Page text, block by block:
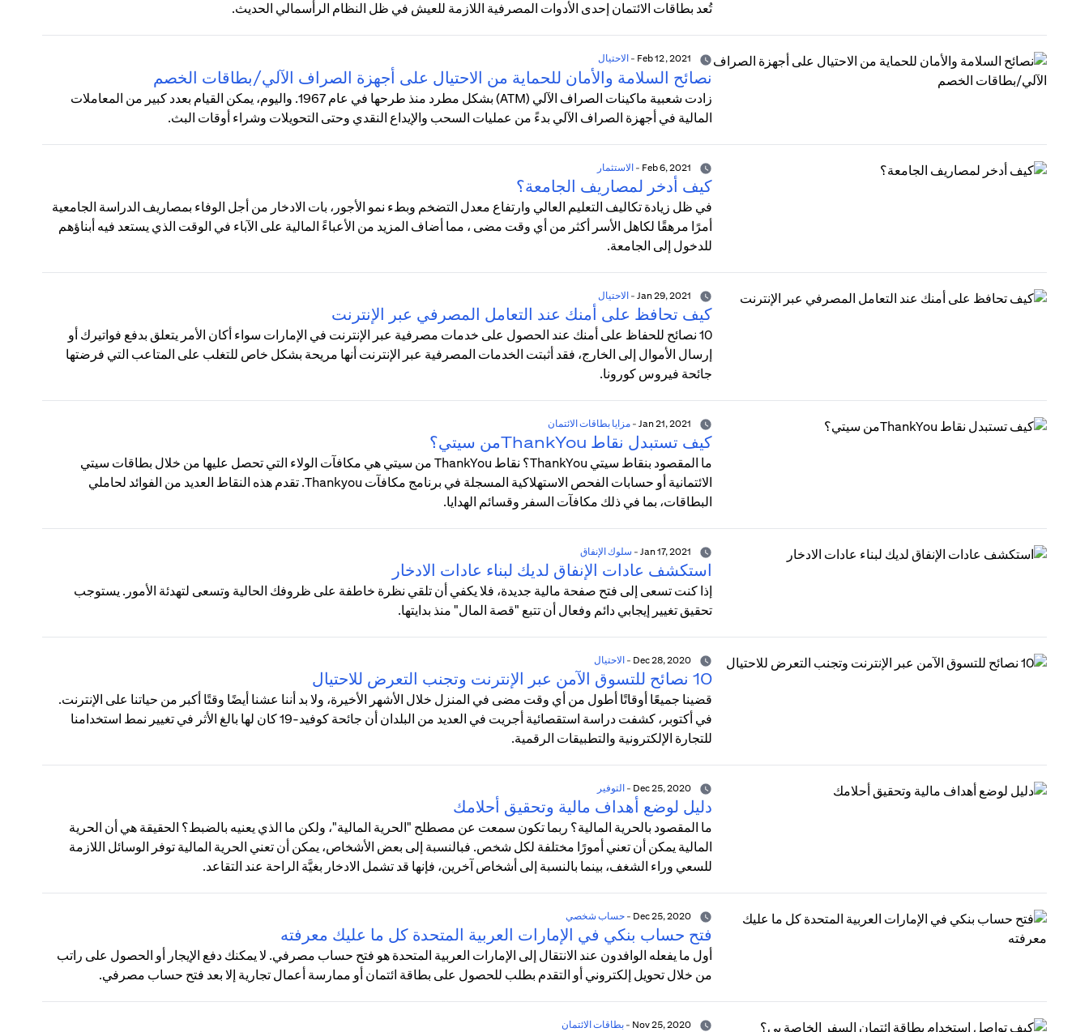
تُعد بطاقات الائتمان إحدى الأدوات المصرفية اللازمة للعيش في ظل النظام الرأسمالي الحديث.
-الاحتيال
نصائح السلامة والأمان للحماية من الاحتيال على أجهزة الصراف الآلي/بطاقات الخصم
زادت شعبية ماكينات الصراف الآلي (ATM) بشكل مطرد منذ طرحها في عام 1967. واليوم، يمكن القيام بعدد كبير من المعاملات
المالية في أجهزة الصراف الآلي بدءً من عمليات السحب والإيداع النقدي وحتى التحويلات وشراء أوقات البث.
-الاستثمار
كيف أدخر لمصاريف الجامعة؟
في ظل زيادة تكاليف التعليم العالي وارتفاع معدل التضخم وبطء نمو الأجور، بات الادخار من أجل الوفاء بمصاريف الدراسة الجامعية
أمرًا مرهقًا لكاهل الأسر أكثر من أي وقت مضى ، مما أضاف المزيد من الأعباءً المالية على الآباء في الوقت الذي يستعد فيه أبناؤهم
للدخول إلى الجامعة.
-الاحتيال
كيف تحافظ على أمنك عند التعامل المصرفي عبر الإنترنت
10 نصائح للحفاظ على أمنك عند الحصول على خدمات مصرفية عبر الإنترنت في الإمارات سواء أكان الأمر يتعلق بدفع فواتيرك أو
إرسال الأموال إلى الخارج، فقد أثبتت الخدمات المصرفية عبر الإنترنت أنها مريحة بشكل خاص للتغلب على المتاعب التي فرضتها
جائحة فيروس كورونا.
-مزايا بطاقات الائتمان
كيف تستبدل نقاط ThankYouمن سيتي؟
ما المقصود بنقاط سيتي ThankYou؟ نقاط ThankYou من سيتي هي مكافآت الولاء التي تحصل عليها من خلال بطاقات سيتي
الائتمانية أو حسابات الفحص الاستهلاكية المسجلة في برنامج مكافآت Thankyou. تقدم هذه النقاط العديد من الفوائد لحاملي
البطاقات، بما في ذلك مكافآت السفر وقسائم الهدايا.
- سلوك الإنفاق
استكشف عادات الإنفاق لديك لبناء عادات الادخار
إذا كنت تسعى إلى فتح صفحة مالية جديدة، فلا يكفي أن تلقي نظرة خاطفة على ظروفك الحالية وتسعى لتهدئة الأمور. يستوجب
تحقيق تغيير إيجابي دائم وفعال أن تتبع "قصة المال" منذ بدايتها.
Dec 28, 2020
-الاحتيال
10 نصائح للتسوق الآمن عبر الإنترنت وتجنب التعرض للاحتيال
قضينا جميعًا أوقاتًا أطول من أي وقت مضى في المنزل خلال الأشهر الأخيرة، ولا بد أننا عشنا أيضًا وقتًا أكبر من حياتنا على الإنترنت.
في أكتوبر، كشفت دراسة استقصائية أجريت في العديد من البلدان أن جائحة كوفيد-19 كان لها بالغ الأثر في تغيير نمط استخدامنا
للتجارة الإلكترونية والتطبيقات الرقمية.
Dec 25, 2020
-التوفير
دليل لوضع أهداف مالية وتحقيق أحلامك
ما المقصود بالحرية المالية؟ ربما تكون سمعت عن مصطلح "الحرية المالية"، ولكن ما الذي يعنيه بالضبط؟ الحقيقة هي أن الحرية
المالية يمكن أن تعني أمورًا مختلفة لكل شخص. فبالنسبة إلى بعض الأشخاص، يمكن أن تعني الحرية المالية توفر الوسائل اللازمة
للسعي وراء الشغف، بينما بالنسبة إلى أشخاص آخرين، فإنها قد تشمل الادخار بغيَّة الراحة عند التقاعد.
Dec 25, 2020
-حساب شخصي
فتح حساب بنكي في الإمارات العربية المتحدة كل ما عليك معرفته
أول ما يفعله الوافدون عند الانتقال إلى الإمارات العربية المتحدة هو فتح حساب مصرفي. لا يمكنك دفع الإيجار أو الحصول على راتب
من خلال تحويل إلكتروني أو التقدم بطلب للحصول على بطاقة ائتمان أو ممارسة أعمال تجارية إلا بعد فتح حساب مصرفي.
Nov 25, 2020
-بطاقات الائتمان